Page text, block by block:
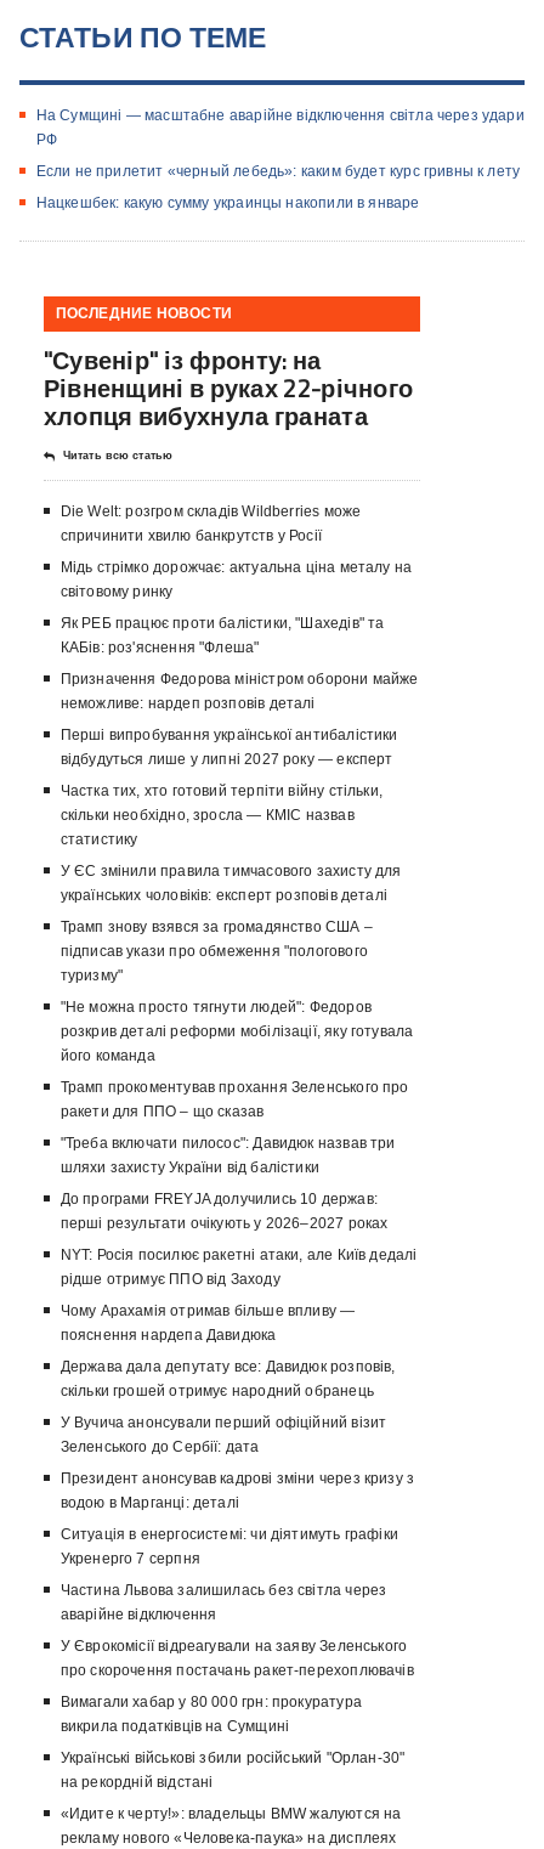
СТАТЬИ ПО ТЕМЕ
На Сумщині — масштабне аварійне відключення світла через удари
РФ
Если не прилетит «черный лебедь»: каким будет курс гривны к лету
Нацкешбек: какую сумму украинцы накопили в январе
ПОСЛЕДНИЕ НОВОСТИ
"Сувенір" із фронту: на
Рівненщині в руках 22-річного
хлопця вибухнула граната
Читать всю статью
Die Welt: розгром складів Wildberries може
спричинити хвилю банкрутств у Росії
Мідь стрімко дорожчає: актуальна ціна металу на
світовому ринку
Як РЕБ працює проти балістики, "Шахедів" та
КАБів: роз'яснення "Флеша"
Призначення Федорова міністром оборони майже
неможливе: нардеп розповів деталі
Перші випробування української антибалістики
відбудуться лише у липні 2027 року — експерт
Частка тих, хто готовий терпіти війну стільки,
скільки необхідно, зросла — КМІС назвав
статистику
У ЄС змінили правила тимчасового захисту для
українських чоловіків: експерт розповів деталі
Трамп знову взявся за громадянство США –
підписав укази про обмеження "пологового
туризму"
"Не можна просто тягнути людей": Федоров
розкрив деталі реформи мобілізації, яку готувала
його команда
Трамп прокоментував прохання Зеленського про
ракети для ППО – що сказав
"Треба включати пилосос": Давидюк назвав три
шляхи захисту України від балістики
До програми FREYJA долучились 10 держав:
перші результати очікують у 2026–2027 роках
NYT: Росія посилює ракетні атаки, але Київ дедалі
рідше отримує ППО від Заходу
Чому Арахамія отримав більше впливу —
пояснення нардепа Давидюка
Держава дала депутату все: Давидюк розповів,
скільки грошей отримує народний обранець
У Вучича анонсували перший офіційний візит
Зеленського до Сербії: дата
Президент анонсував кадрові зміни через кризу з
водою в Марганці: деталі
Ситуація в енергосистемі: чи діятимуть графіки
Укренерго 7 серпня
Частина Львова залишилась без світла через
аварійне відключення
У Єврокомісії відреагували на заяву Зеленського
про скорочення постачань ракет-перехоплювачів
Вимагали хабар у 80 000 грн: прокуратура
викрила податківців на Сумщині
Українські військові збили російський "Орлан-30"
на рекордній відстані
«Идите к черту!»: владельцы BMW жалуются на
рекламу нового «Человека-паука» на дисплеях